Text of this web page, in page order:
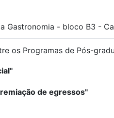
Gastronomia - bloco B3 -
os Programas de Pós-
de egressos"